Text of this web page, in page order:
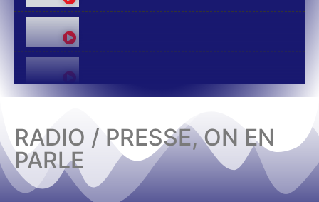
RADIO / PRESSE, ON EN
PARLE